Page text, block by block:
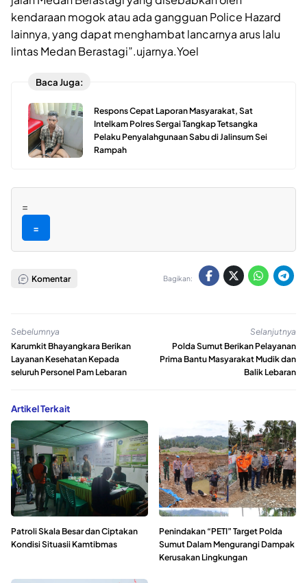
kendaraan mogok atau ada gangguan Police Hazard
lainnya, yang dapat menghambat lancarnya arus lalu
lintas Medan Berastagi”.ujarnya.Yoel
Baca Juga:
Respons Cepat Laporan Masyarakat, Sat
Intelkam Polres Sergai Tangkap Tetsangka
Pelaku Penyalahgunaan Sabu di Jalinsum Sei
Rampah
=
=
Komentar Bagikan:
Sebelumnya
Karumkit Bhayangkara Berikan
Layanan Kesehatan Kepada
seluruh Personel Pam Lebaran
Selanjutnya
Polda Sumut Berikan Pelayanan
Prima Bantu Masyarakat Mudik dan
Balik Lebaran
Artikel Terkait
Patroli Skala Besar dan Ciptakan
Kondisi Situasii Kamtibmas
Penindakan “PETI” Target Polda
Sumut Dalam Mengurangi Dampak
Kerusakan Lingkungan